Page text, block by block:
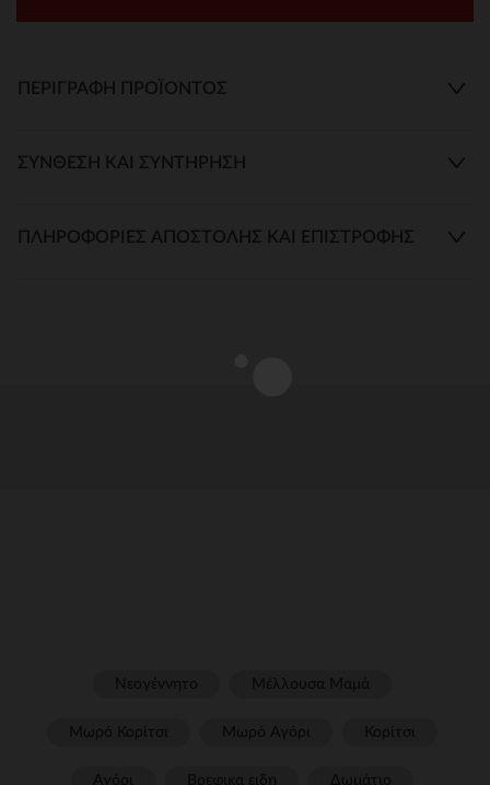
ΠΕΡΙΓΡΑΦΉ ΠΡΟΪΌΝΤΟΣ
ΣΎΝΘΕΣΗ ΚΑΙ ΣΥΝΤΉΡΗΣΗ
ΠΛΗΡΟΦΟΡΊΕΣ ΑΠΟΣΤΟΛΉΣ ΚΑΙ ΕΠΙΣΤΡΟΦΉΣ